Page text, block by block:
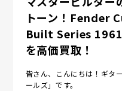
トーン！Fender
Built Series
を高価買取！
皆さん、こんにちは！ギタ
ールズ」です。